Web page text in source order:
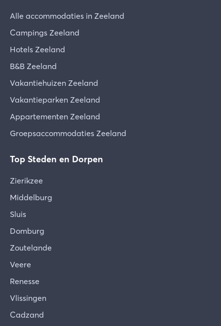
Alle accommodaties in Zeeland
Campings Zeeland
Hotels Zeeland
B&B Zeeland
Vakantiehuizen Zeeland
Vakantieparken Zeeland
Appartementen Zeeland
Groepsaccommodaties Zeeland
Top Steden en Dorpen
Zierikzee
Middelburg
Sluis
Domburg
Zoutelande
Veere
Renesse
Vlissingen
Cadzand